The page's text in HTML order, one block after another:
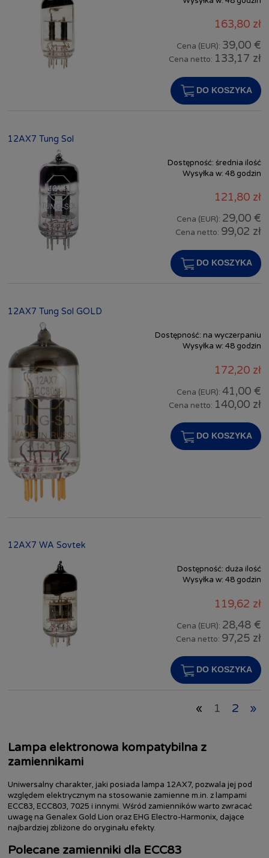
163,80 zł
Cena (EUR): 39,00 €
Cena netto: 133,17 zł
DO KOSZYKA
12AX7 Tung Sol
Dostępność: średnia ilość
Wysyłka w: 48 godzin
121,80 zł
Cena (EUR): 29,00 €
Cena netto: 99,02 zł
DO KOSZYKA
12AX7 Tung Sol GOLD
Dostępność: na wyczerpaniu
Wysyłka w: 48 godzin
172,20 zł
Cena (EUR): 41,00 €
Cena netto: 140,00 zł
DO KOSZYKA
12AX7 WA Sovtek
Dostępność: duża ilość
Wysyłka w: 48 godzin
119,62 zł
Cena (EUR): 28,48 €
Cena netto: 97,25 zł
DO KOSZYKA
« 1 2 »
Lampa elektronowa kompatybilna z
zamiennikami
Uniwersalny charakter, jaki posiada lampa 12AX7, pozwala jej pod
względem elektrycznym na stosowanie zamienne m.in. z lampami
ECC83, ECC803, 7025 i innymi. Wśród zamienników warto zwracać
uwagę na Genalex Gold Lion oraz EHG Electro-Harmonix, dające
najbardziej zbliżone do oryginału efekty.
Polecane zamienniki dla ECC83